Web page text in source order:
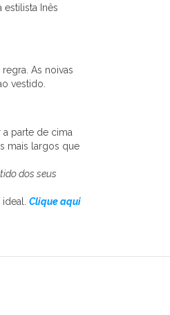
Inês
As noivas
vestido.
parte de cima
mais largos que
dos seus
Clique aqui